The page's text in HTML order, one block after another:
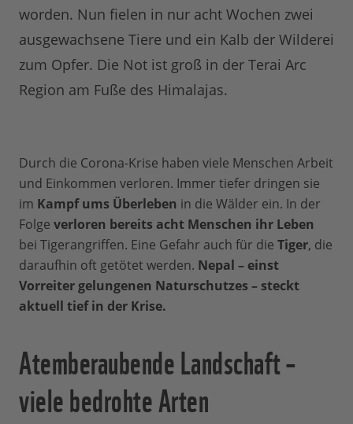
worden. Nun fielen in nur acht Wochen zwei
ausgewachsene Tiere und ein Kalb der Wilderei
zum Opfer. Die Not ist groß in der Terai Arc
Region am Fuße des Himalajas.
Durch die Corona-Krise haben viele Menschen Arbeit
und Einkommen verloren. Immer tiefer dringen sie
im Kampf ums Überleben in die Wälder ein. In der
Folge verloren bereits acht Menschen ihr Leben
bei Tigerangriffen. Eine Gefahr auch für die Tiger, die
daraufhin oft getötet werden. Nepal – einst
Vorreiter gelungenen Naturschutzes – steckt
aktuell tief in der Krise.
Atemberaubende Landschaft –
viele bedrohte Arten